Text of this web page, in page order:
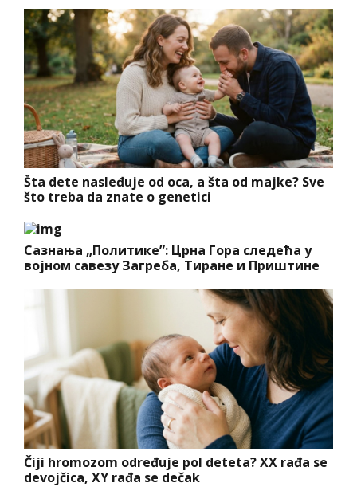
Šta dete nasleđuje od oca, a šta od majke? Sve
što treba da znate o genetici
Сазнања „Политике”: Црна Гора следећа у
војном савезу Загреба, Тиране и Приштине
Čiji hromozom određuje pol deteta? XX rađa se
devojčica, XY rađa se dečak